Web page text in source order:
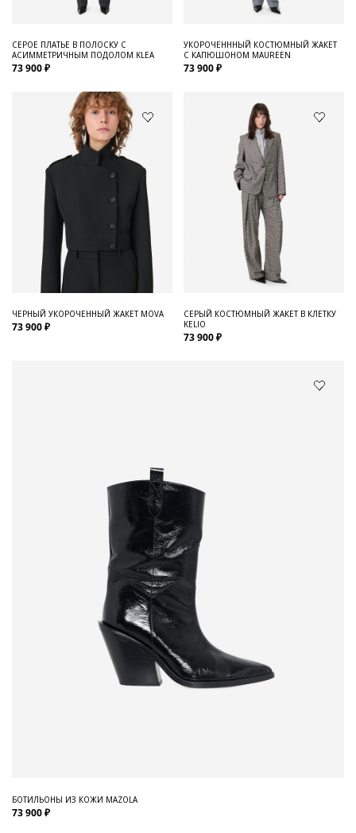
СЕРОЕ ПЛАТЬЕ В ПОЛОСКУ С
АСИММЕТРИЧНЫМ ПОДОЛОМ KLEA
73 900 ₽
УКОРОЧЕНННЫЙ КОСТЮМНЫЙ ЖАКЕТ
С КАПЮШОНОМ MAUREEN
73 900 ₽
ЧЕРНЫЙ УКОРОЧЕННЫЙ ЖАКЕТ MOVA
73 900 ₽
СЕРЫЙ КОСТЮМНЫЙ ЖАКЕТ В КЛЕТКУ
KELIO
73 900 ₽
БОТИЛЬОНЫ ИЗ КОЖИ MAZOLA
73 900 ₽